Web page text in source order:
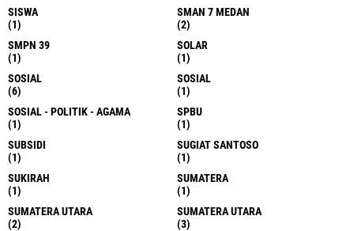
SISWA
(1)
SMAN 7 MEDAN
(2)
SMPN 39
(1)
SOLAR
(1)
SOSIAL
(6)
SOSIAL
(1)
SOSIAL - POLITIK - AGAMA
(1)
SPBU
(1)
SUBSIDI
(1)
SUGIAT SANTOSO
(1)
SUKIRAH
(1)
SUMATERA
(1)
SUMATERA UTARA
(2)
SUMATERA UTARA
(3)